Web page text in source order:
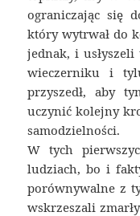
ograniczając się
który wytrwał do
jednak, i
wieczerniku i
przyszedł, aby
uczynić kolejny
samodzielności.
W tych
ludziach, bo i
porównywalne z
wskrzeszali